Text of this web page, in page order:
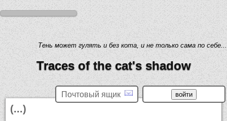
Тень может гулять и без кота, и не только сама по себе...
Traces of the cat's shadow
Почтовый ящик
(...)